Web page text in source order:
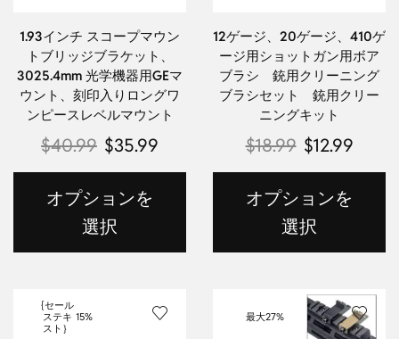
1.93インチ スコープマウン
トブリッジブラケット、
3025.4mm 光学機器用GEマ
ウント、刻印入りロングワ
ンピースレベルマウント
$40.99 $35.99
オプションを
選択
12ゲージ、20ゲージ、410ゲ
ージ用ショットガン用ボア
ブラシ 銃用クリーニング
ブラシセット 銃用クリー
ニングキット
$18.99 $12.99
オプションを
選択
{セール
ステキ
スト｝
15% 最大27%